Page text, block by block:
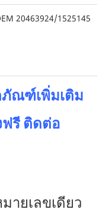
ภัณฑ์เพิ่มเติม
ฟรี ติดต่อ
มายเลขเดียว